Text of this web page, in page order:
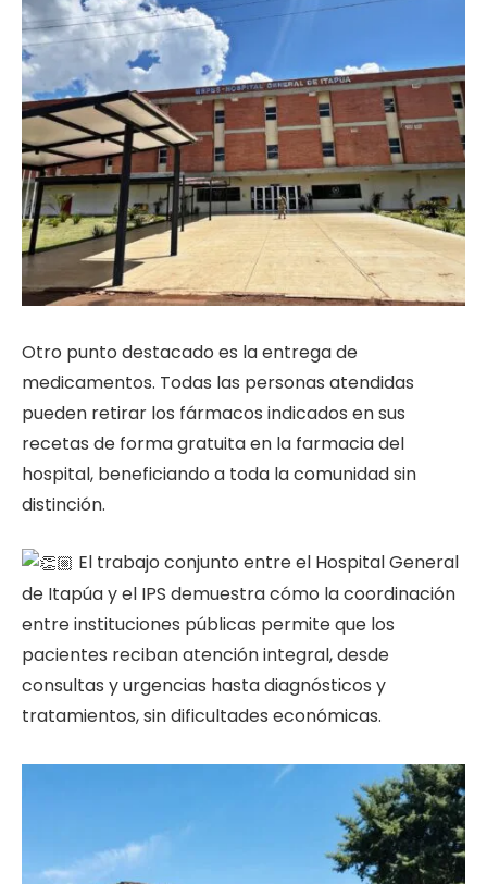
Otro punto destacado es la entrega de
medicamentos. Todas las personas atendidas
pueden retirar los fármacos indicados en sus
recetas de forma gratuita en la farmacia del
hospital, beneficiando a toda la comunidad sin
distinción.
El trabajo conjunto entre el Hospital General
de Itapúa y el IPS demuestra cómo la coordinación
entre instituciones públicas permite que los
pacientes reciban atención integral, desde
consultas y urgencias hasta diagnósticos y
tratamientos, sin dificultades económicas.